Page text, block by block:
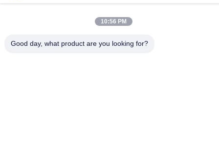
গোপনীয়তা নীতি|সাইটম্যাপ
10:56 PM
Good day, what product are you looking for?